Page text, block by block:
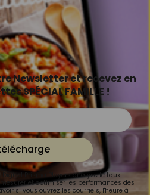
Newsletter et recevez en
SPÉCIAL FAMILLE !
Prisma Players analyse le taux
et optimiser les performances des
si vous ouvrez les courriels, l'heure à